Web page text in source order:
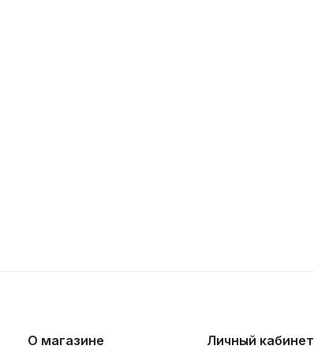
О магазине Личный кабинет